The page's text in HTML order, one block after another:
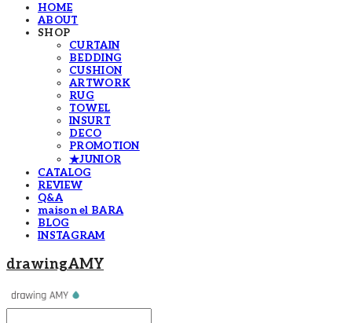
HOME
ABOUT
SHOP
CURTAIN
BEDDING
CUSHION
ARTWORK
RUG
TOWEL
INSURT
DECO
PROMOTION
★JUNIOR
CATALOG
REVIEW
Q&A
maison el BARA
BLOG
INSTAGRAM
drawingAMY